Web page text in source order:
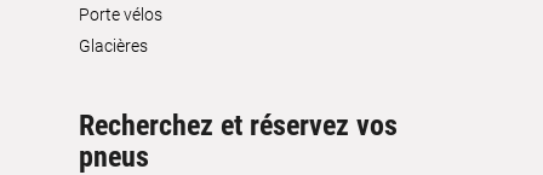
Porte vélos
Glacières
Recherchez et réservez vos
pneus